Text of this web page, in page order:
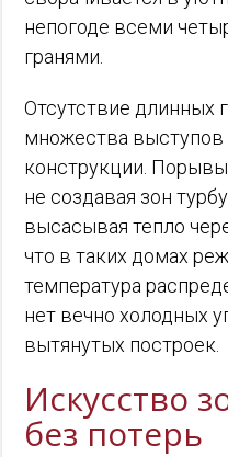
непогоде всеми
гранями.
Отсутствие длинных
множества выступов
конструкции.
не создавая зон
высасывая тепло
что в таких домах
температура
нет вечно холодных
вытянутых построек.
Искусство
без потерь